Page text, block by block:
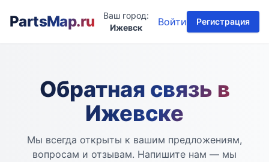
PartsMap.ru
Ваш город:
Ижевск
Войти Регистрация
Обратная связь в
Ижевске
Мы всегда открыты к вашим предложениям,
вопросам и отзывам. Напишите нам — мы